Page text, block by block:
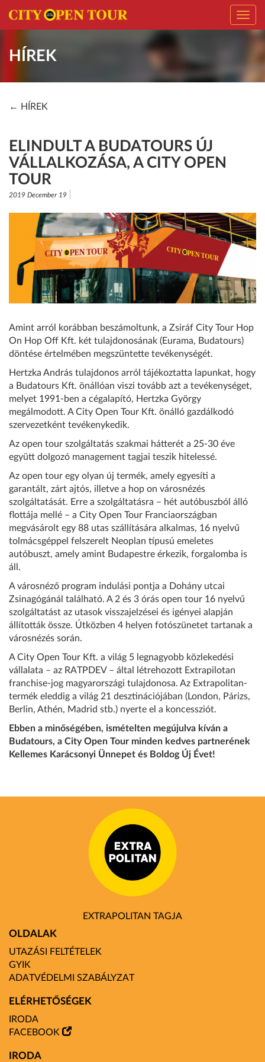
HÍREK
← HÍREK
ELINDULT A BUDATOURS ÚJ
VÁLLALKOZÁSA, A CITY OPEN
TOUR
2019 December 19
Amint arról korábban beszámoltunk, a Zsiráf City Tour Hop
On Hop Off Kft. két tulajdonosának (Eurama, Budatours)
döntése értelmében megszüntette tevékenységét.
Hertzka András tulajdonos arról tájékoztatta lapunkat, hogy
a Budatours Kft. önállóan viszi tovább azt a tevékenységet,
melyet 1991-ben a cégalapító, Hertzka György
megálmodott. A City Open Tour Kft. önálló gazdálkodó
szervezetként tevékenykedik.
Az open tour szolgáltatás szakmai hátterét a 25-30 éve
együtt dolgozó management tagjai teszik hitelessé.
Az open tour egy olyan új termék, amely egyesíti a
garantált, zárt ajtós, illetve a hop on városnézés
szolgáltatását. Erre a szolgáltatásra – hét autóbuszból álló
flottája mellé – a City Open Tour Franciaországban
megvásárolt egy 88 utas szállítására alkalmas, 16 nyelvű
tolmácsgéppel felszerelt Neoplan típusú emeletes
autóbuszt, amely amint Budapestre érkezik, forgalomba is
áll.
A városnéző program indulási pontja a Dohány utcai
Zsinagógánál található. A 2 és 3 órás open tour 16 nyelvű
szolgáltatást az utasok visszajelzései és igényei alapján
állították össze. Útközben 4 helyen fotószünetet tartanak a
városnézés során.
A City Open Tour Kft. a világ 5 legnagyobb közlekedési
vállalata – az RATPDEV – által létrehozott Extrapilotan
franchise-jog magyarországi tulajdonosa. Az Extrapolitan-
termék eleddig a világ 21 desztinációjában (London, Párizs,
Berlin, Athén, Madrid stb.) nyerte el a koncessziót.
Ebben a minőségében, ismételten megújulva kíván a
Budatours, a City Open Tour minden kedves partnerének
Kellemes Karácsonyi Ünnepet és Boldog Új Évet!
EXTRAPOLITAN TAGJA
OLDALAK
UTAZÁSI FELTÉTELEK
GYIK
ADATVÉDELMI SZABÁLYZAT
ELÉRHETŐSÉGEK
IRODA
FACEBOOK
IRODA